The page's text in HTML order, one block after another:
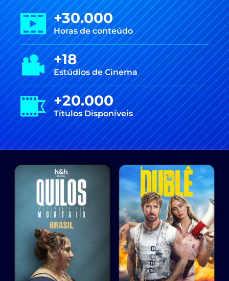
+30.000
Horas de conteúdo
+18
Estúdios de Cinema
+20.000
Títulos Disponíveis